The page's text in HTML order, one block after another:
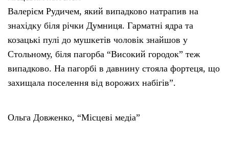
Валерієм Рудичем, який випадково натрапив на
знахідку біля річки Думниця. Гарматні ядра та
козацькі пулі до мушкетів чоловік знайшов у
Стольному, біля пагорба “Високий городок” теж
випадково. На пагорбі в давнину стояла фортеця, що
захищала поселення від ворожих набігів”.
Ольга Довженко, “Місцеві медіа”